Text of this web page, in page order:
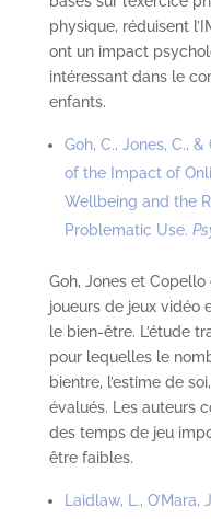
physique, réduisent
ont un impact
intéressant dans le
enfants.
Goh, C., Jones, C.,
of the Impact of
Wellbeing and the
Problematic Use.
Goh, Jones et
joueurs de jeux vidéo
le bien-être. L’étude
pour lequelles le
bientre, l’estime de
évalués. Les auteurs
des temps de jeu
être faibles.
Laidlaw, L., O’Mara,